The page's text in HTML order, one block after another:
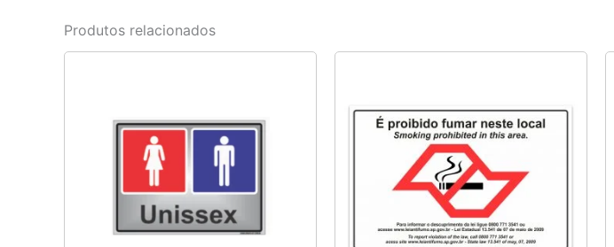
Produtos relacionados